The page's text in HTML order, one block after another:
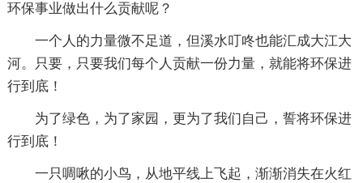
环保事业做出什么贡献呢？
一个人的力量微不足道，但溪水叮咚也能汇成大江大
河。只要，只要我们每个人贡献一份力量，就能将环保进
行到底！
为了绿色，为了家园，更为了我们自己，誓将环保进
行到底！
一只啁啾的小鸟，从地平线上飞起，渐渐消失在火红